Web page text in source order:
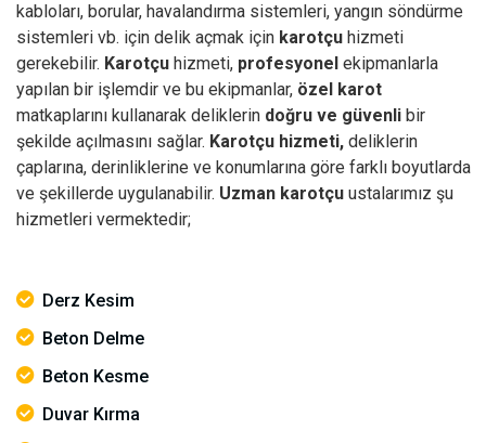
kabloları, borular, havalandırma sistemleri, yangın söndürme
sistemleri vb. için delik açmak için karotçu hizmeti
gerekebilir. Karotçu hizmeti, profesyonel ekipmanlarla
yapılan bir işlemdir ve bu ekipmanlar, özel karot
matkaplarını kullanarak deliklerin doğru ve güvenli bir
şekilde açılmasını sağlar. Karotçu hizmeti, deliklerin
çaplarına, derinliklerine ve konumlarına göre farklı boyutlarda
ve şekillerde uygulanabilir. Uzman karotçu ustalarımız şu
hizmetleri vermektedir;
Derz Kesim
Beton Delme
Beton Kesme
Duvar Kırma